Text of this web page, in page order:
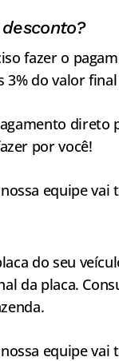
fazer o
do valor final
por você!
equipe vai
do seu
da placa.
equipe vai